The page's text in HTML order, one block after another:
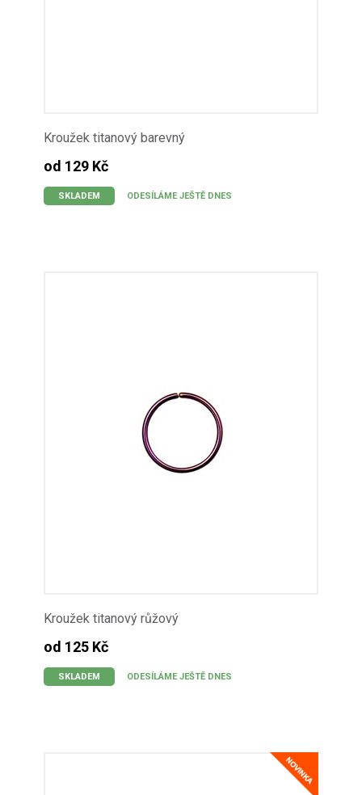
Kroužek titanový barevný
od 129 Kč
SKLADEM ODESÍLÁME JEŠTĚ DNES
Kroužek titanový růžový
od 125 Kč
SKLADEM ODESÍLÁME JEŠTĚ DNES